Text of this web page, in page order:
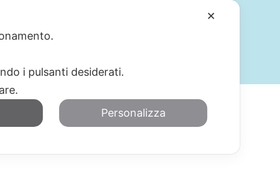
SERVIZI
✕
i pulsanti desiderati.
Personalizza